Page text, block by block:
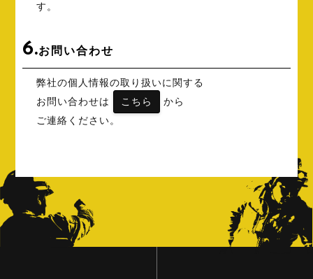
す。
6.お問い合わせ
弊社の個人情報の取り扱いに関する
お問い合わせは
こちら
から
ご連絡ください。